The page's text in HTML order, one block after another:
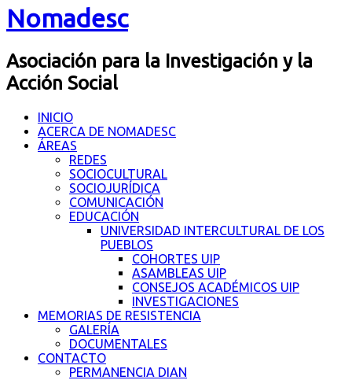
Nomadesc
Asociación para la Investigación y la
Acción Social
INICIO
ACERCA DE NOMADESC
ÁREAS
REDES
SOCIOCULTURAL
SOCIOJURÍDICA
COMUNICACIÓN
EDUCACIÓN
UNIVERSIDAD INTERCULTURAL DE LOS
PUEBLOS
COHORTES UIP
ASAMBLEAS UIP
CONSEJOS ACADÉMICOS UIP
INVESTIGACIONES
MEMORIAS DE RESISTENCIA
GALERÍA
DOCUMENTALES
CONTACTO
PERMANENCIA DIAN